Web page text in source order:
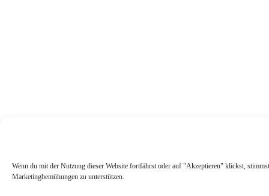
Wenn du mit der Nutzung dieser Website fortfährst oder auf "Akzeptieren" klickst,
Marketingbemühungen zu unterstützen.